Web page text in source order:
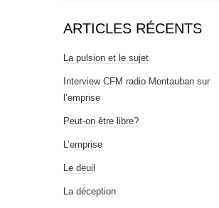
ARTICLES RÉCENTS
La pulsion et le sujet
Interview CFM radio Montauban sur
l’emprise
Peut-on être libre?
L’emprise
Le deuil
La déception